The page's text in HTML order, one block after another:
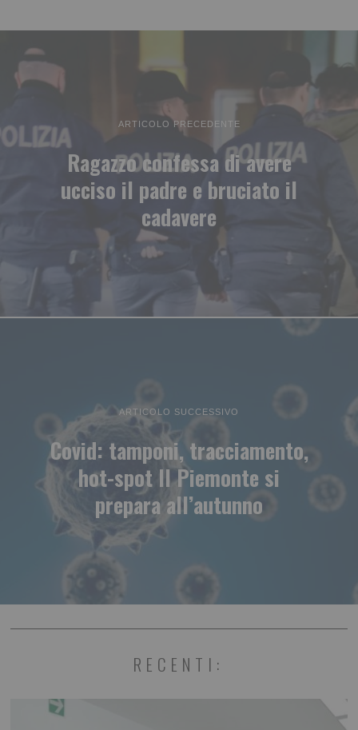
ARTICOLO PRECEDENTE
Ragazzo confessa di avere
ucciso il padre e bruciato il
cadavere
ARTICOLO SUCCESSIVO
Covid: tamponi, tracciamento,
hot-spot Il Piemonte si
prepara all’autunno
RECENTI: